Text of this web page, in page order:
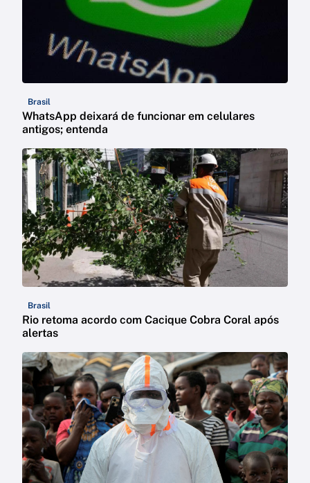
Brasil
WhatsApp deixará de funcionar em celulares
antigos; entenda
Brasil
Rio retoma acordo com Cacique Cobra Coral após
alertas